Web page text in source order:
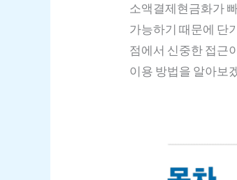
소액결제현금화가
가능하기 때문에 단
점에서 신중한 접근
이용 방법을 알아보